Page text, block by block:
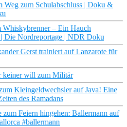
Weg zum Schulabschluss | Doku &
Whiskybrenner – Ein Hauch
Die Nordreportage | NDR Doku
Gerst trainiert auf Lanzarote für
keiner will zum Militär
Kleingeldwechsler auf Java! Eine
des Ramadans
zum Feiern hingehen: Ballermann auf
#ballermann